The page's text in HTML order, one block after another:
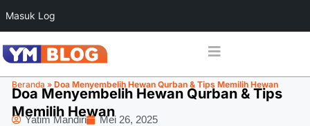
Masuk Log
Beranda » Doa Menyembelih Hewan Qurban & Tips Memilih Hewan
Doa Menyembelih Hewan Qurban & Tips
Memilih Hewan
Yatim Mandiri Mei 26, 2025